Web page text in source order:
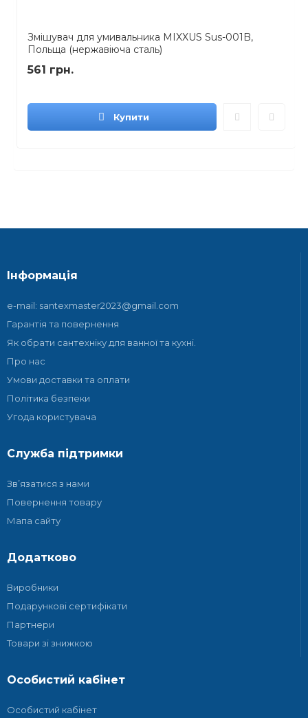
Змішувач для умивальника MIXXUS Sus-001B,
Польща (нержавіюча сталь)
561 грн.
Купити
Інформація
e-mail: santexmaster2023@gmail.com
Гарантія та повернення
Як обрати сантехніку для ванної та кухні.
Про нас
Умови доставки та оплати
Політика безпеки
Угода користувача
Служба підтримки
Зв’язатися з нами
Повернення товару
Мапа сайту
Додатково
Виробники
Подарункові сертифікати
Партнери
Товари зі знижкою
Особистий кабінет
Особистий кабінет